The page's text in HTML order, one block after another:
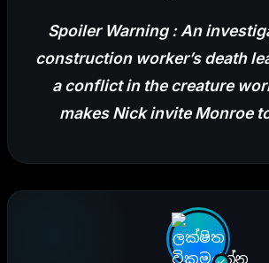
Spoiler Warning : An
construction worker’s death
a conflict in the creature
makes Nick invite Monroe